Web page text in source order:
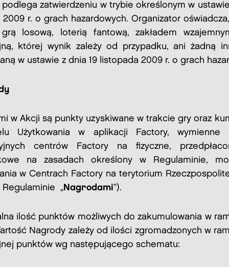
zatwierdzeniu w trybie określonym w
r. o grach hazardowych. Organizator
losową, loterią fantową, zakładem
której wynik zależy od przypadku, ani żadną
w ustawie z dnia 19 listopada 2009 r. o grach
w Akcji są punkty uzyskiwane w trakcie gry oraz
Użytkowania w aplikacji Factory, wymienne
centrów Factory na fizyczne,
na zasadach określony w Regulaminie,
w Centrach Factory na terytorium
Regulaminie „Nagrodami”).
ilość punktów możliwych do zakumulowania w
Nagrody zależy od ilości zgromadzonych w
punktów wg następującego schematu: